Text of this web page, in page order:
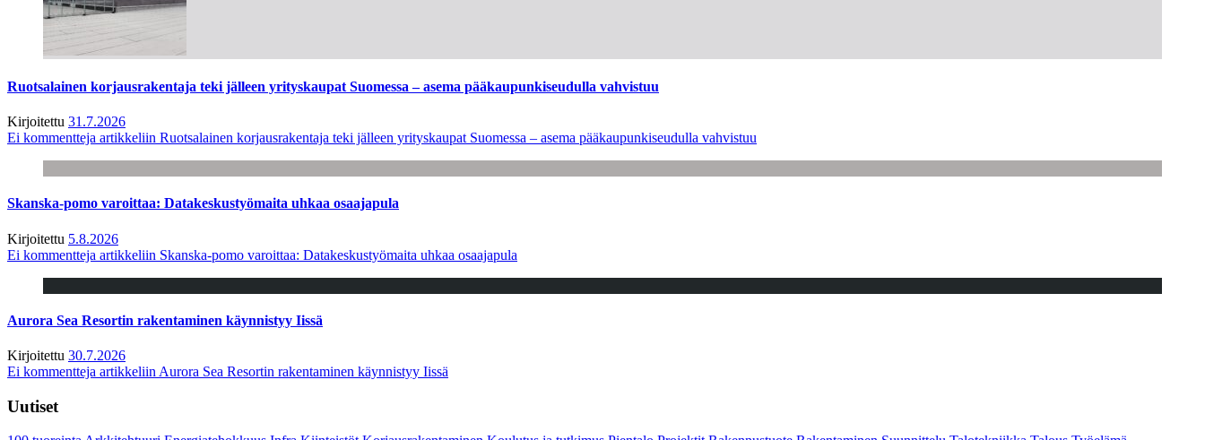
Ruotsalainen korjausrakentaja teki jälleen yrityskaupat Suomessa – asema pääkaupunkiseudulla vahvistuu
Kirjoitettu 31.7.2026
Ei kommentteja artikkeliin Ruotsalainen korjausrakentaja teki jälleen yrityskaupat Suomessa – asema pääkaupunkiseudulla vahvistuu
Skanska-pomo varoittaa: Datakeskustyömaita uhkaa osaajapula
Kirjoitettu 5.8.2026
Ei kommentteja artikkeliin Skanska-pomo varoittaa: Datakeskustyömaita uhkaa osaajapula
Aurora Sea Resortin rakentaminen käynnistyy Iissä
Kirjoitettu 30.7.2026
Ei kommentteja artikkeliin Aurora Sea Resortin rakentaminen käynnistyy Iissä
Uutiset